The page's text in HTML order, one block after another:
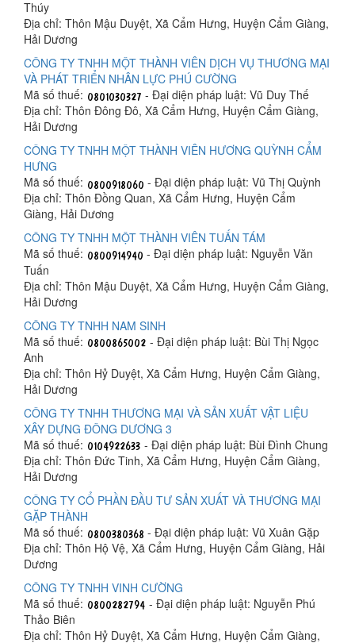
Thúy
Địa chỉ: Thôn Mậu Duyệt, Xã Cẩm Hưng, Huyện Cẩm Giàng,
Hải Dương
CÔNG TY TNHH MỘT THÀNH VIÊN DỊCH VỤ THƯƠNG MẠI
VÀ PHÁT TRIỂN NHÂN LỰC PHÚ CƯỜNG
Mã số thuế:
- Đại diện pháp luật: Vũ Duy Thế
Địa chỉ: Thôn Đông Đô, Xã Cẩm Hưng, Huyện Cẩm Giàng,
Hải Dương
CÔNG TY TNHH MỘT THÀNH VIÊN HƯƠNG QUỲNH CẨM
HƯNG
Mã số thuế:
- Đại diện pháp luật: Vũ Thị Quỳnh
Địa chỉ: Thôn Đồng Quan, Xã Cẩm Hưng, Huyện Cẩm
Giàng, Hải Dương
CÔNG TY TNHH MỘT THÀNH VIÊN TUẤN TÁM
Mã số thuế:
- Đại diện pháp luật: Nguyễn Văn
Tuấn
Địa chỉ: Thôn Mậu Duyệt, Xã Cẩm Hưng, Huyện Cẩm Giàng,
Hải Dương
CÔNG TY TNHH NAM SINH
Mã số thuế:
- Đại diện pháp luật: Bùi Thị Ngọc
Anh
Địa chỉ: Thôn Hỷ Duyệt, Xã Cẩm Hưng, Huyện Cẩm Giàng,
Hải Dương
CÔNG TY TNHH THƯƠNG MẠI VÀ SẢN XUẤT VẬT LIỆU
XÂY DỰNG ĐÔNG DƯƠNG 3
Mã số thuế:
- Đại diện pháp luật: Bùi Đình Chung
Địa chỉ: Thôn Đức Tinh, Xã Cẩm Hưng, Huyện Cẩm Giàng,
Hải Dương
CÔNG TY CỔ PHẦN ĐẦU TƯ SẢN XUẤT VÀ THƯƠNG MẠI
GẶP THÀNH
Mã số thuế:
- Đại diện pháp luật: Vũ Xuân Gặp
Địa chỉ: Thôn Hộ Vệ, Xã Cẩm Hưng, Huyện Cẩm Giàng, Hải
Dương
CÔNG TY TNHH VINH CƯỜNG
Mã số thuế:
- Đại diện pháp luật: Nguyễn Phú
Thảo Biên
Địa chỉ: Thôn Hỷ Duyệt, Xã Cẩm Hưng, Huyện Cẩm Giàng,